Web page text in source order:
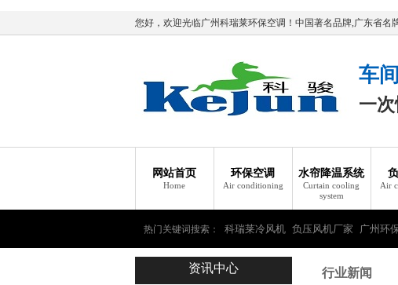
您好，欢迎光临广州科瑞莱环保空调！中国著名品牌,广东省名
车
一
网站首页
Home
环保空调
Air conditioning
水帘降温系统
Curtain cooling
system
Air
热门关键词搜索： 科瑞莱冷风机 负压风机厂家 广州环
瑞莱环保空调资讯中心 行业新闻